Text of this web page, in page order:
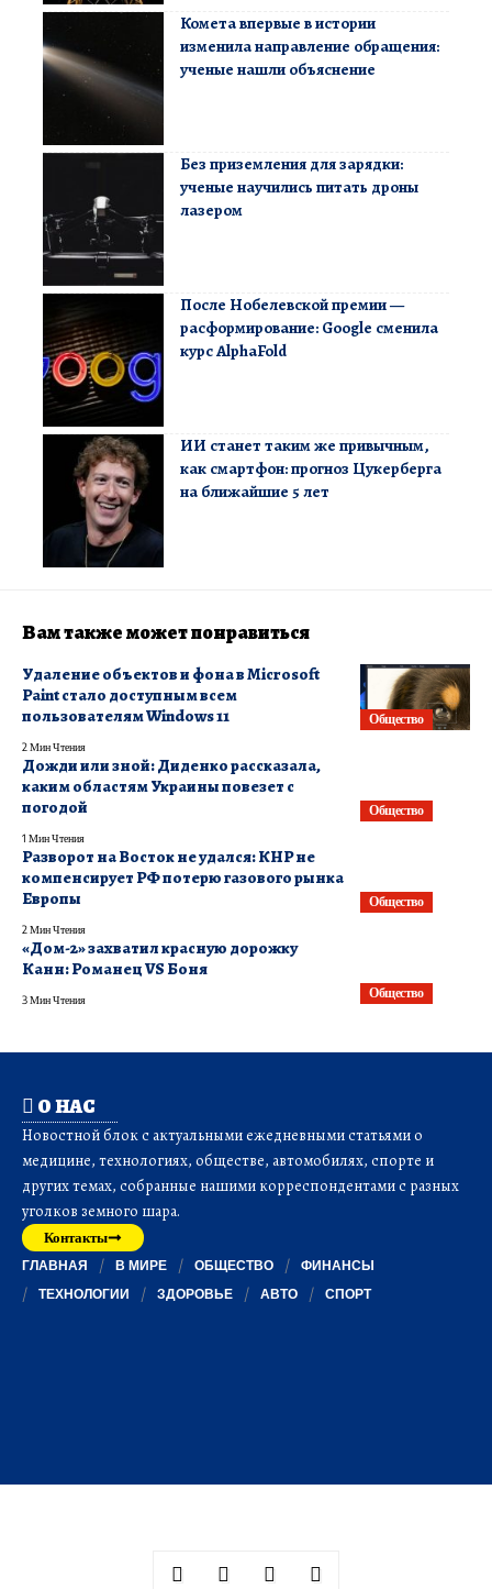
Комета впервые в истории
изменила направление обращения:
ученые нашли объяснение
Без приземления для зарядки:
ученые научились питать дроны
лазером
После Нобелевской премии —
расформирование: Google сменила
курс AlphaFold
ИИ станет таким же привычным,
как смартфон: прогноз Цукерберга
на ближайшие 5 лет
Вам также может понравиться
Общество
Удаление объектов и фона в Microsoft
Paint стало доступным всем
пользователям Windows 11
2 Мин Чтения
Общество
Дожди или зной: Диденко рассказала,
каким областям Украины повезет с
погодой
1 Мин Чтения
Общество
​Разворот на Восток не удался: КНР не
компенсирует РФ потерю газового рынка
Европы
2 Мин Чтения
Общество
«Дом-2» захватил красную дорожку
Канн: Романец VS Боня
3 Мин Чтения
О НАС
Новостной блок с актуальными ежедневными статьями о
медицине, технологиях, обществе, автомобилях, спорте и
других темах, собранные нашими корреспондентами с разных
уголков земного шара.
Контакты
ГЛАВНАЯ В МИРЕ ОБЩЕСТВО
ФИНАНСЫ
ТЕХНОЛОГИИ
ЗДОРОВЬЕ АВТО СПОРТ